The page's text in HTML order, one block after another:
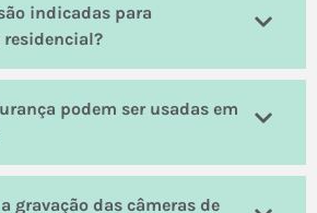
indicadas para
podem ser usadas em
gravação das câmeras de